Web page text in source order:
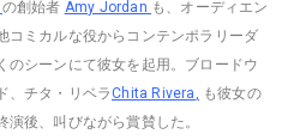
の創始者 Amy Jordan も、オーディエン
コミカルな役からコンテンポラリーダ
のシーンにて彼女を起用。ブロードウ
、チタ・リベラChita Rivera, も彼女の
後、叫びながら賞賛した。